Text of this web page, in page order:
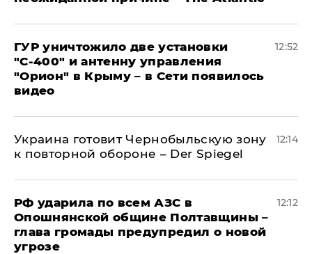
ГУР уничтожило две установки
"С‑400" и антенну управления
"Орион" в Крыму – в Сети появилось
видео
12:52
Украина готовит Чернобыльскую зону
к повторной обороне – Der Spiegel
12:14
РФ ударила по всем АЗС в
Опошнянской общине Полтавщины –
глава громады предупредил о новой
угрозе
12:12